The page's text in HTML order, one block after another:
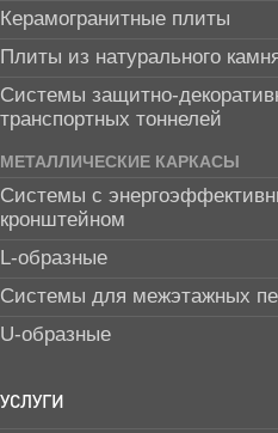
Керамогранитные плиты
Плиты из натурального
Системы защитно-
транспортных тоннелей
МЕТАЛЛИЧЕСКИЕ КАРКАСЫ
Системы с
кронштейном
L-образные
Системы для межэтажных
U-образные
УСЛУГИ